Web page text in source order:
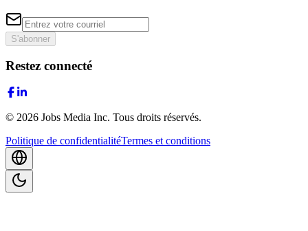
S'abonner
Restez connecté
© 2026 Jobs Media Inc. Tous droits réservés.
Politique de confidentialitéTermes et conditions